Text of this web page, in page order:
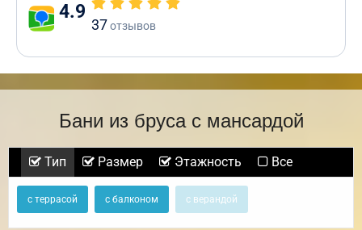
4.9
37отзывов
Бани из бруса с мансардой
Тип Размер Этажность Все
с террасой с балконом с верандой